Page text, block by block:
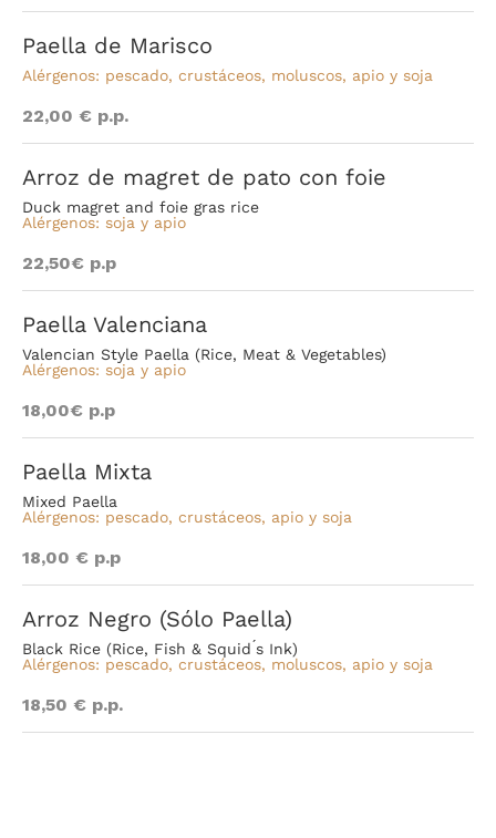
Paella de Marisco
Alérgenos: pescado, crustáceos, moluscos, apio y soja
22,00 € p.p.
Arroz de magret de pato con foie
Duck magret and foie gras rice
Alérgenos: soja y apio
22,50€ p.p
Paella Valenciana
Valencian Style Paella (Rice, Meat & Vegetables)
Alérgenos: soja y apio
18,00€ p.p
Paella Mixta
Mixed Paella
Alérgenos: pescado, crustáceos, apio y soja
18,00 € p.p
Arroz Negro (Sólo Paella)
Black Rice (Rice, Fish & Squid ́s Ink)
Alérgenos: pescado, crustáceos, moluscos, apio y soja
18,50 € p.p.